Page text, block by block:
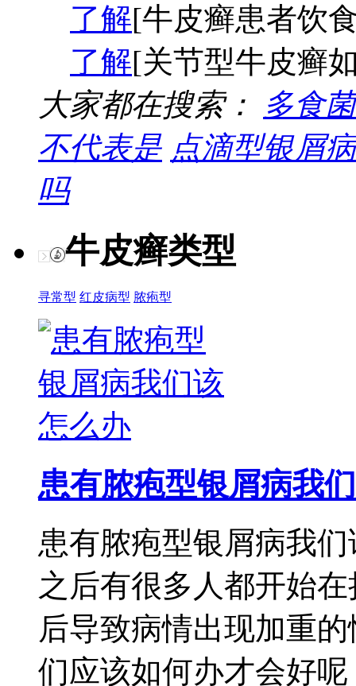
了解[牛皮癣患者饮
了解[关节型牛皮癣
大家都在搜索：
多食
不代表是 点滴型银屑
吗
牛皮癣类型
寻常型 红皮病型 脓疱型
患有脓疱型银屑病我们
患有脓疱型银屑病我
之后有很多人都开始
后导致病情出现加重
们应该如何办才会好